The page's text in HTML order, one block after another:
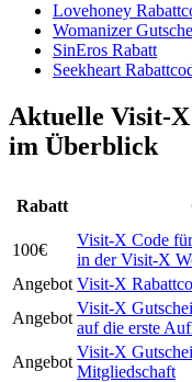
Lovehoney
Womanizer
SinEros Rabatt
Seekheart
Aktuelle Visit-X
im Überblick
Rabatt
100€
Visit-X Code
in der Visit-X
Angebot Visit-X
Angebot
Visit-X
auf die erste
Angebot
Visit-X
Mitgliedschaft